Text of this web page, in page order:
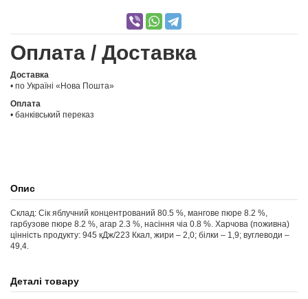
Оплата / Доставка
Доставка
• по Україні «Нова Пошта»
Оплата
• банківський переказ
Опис
Склад: Сік яблучний концентрований 80.5 %, мангове пюре 8.2 %,
гарбузове пюре 8.2 %, агар 2.3 %, насіння чіа 0.8 %. Харчова (поживна)
цінність продукту: 945 кДж/223 Ккал, жири – 2,0; білки – 1,9; вуглеводи –
49,4.
Деталі товару